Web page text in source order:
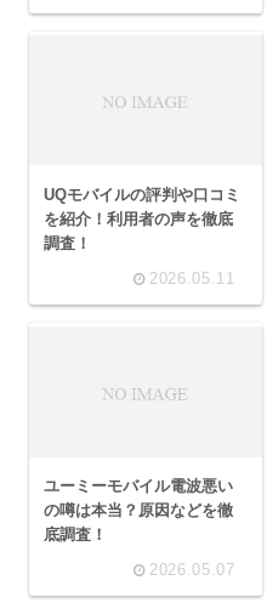
UQモバイルの評判や口コミ
を紹介！利用者の声を徹底
調査！
2026.05.11
ユーミーモバイル電波悪い
の噂は本当？原因などを徹
底調査！
2026.05.07